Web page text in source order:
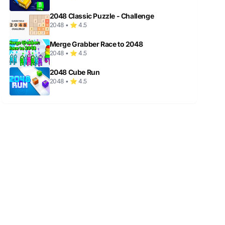
2048 Classic Puzzle - Challenge
2048 • ⭐ 4.5
Merge Grabber Race to 2048
2048 • ⭐ 4.5
2048 Cube Run
2048 • ⭐ 4.5